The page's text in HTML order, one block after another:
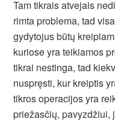
Tam tikrais atvejais
rimta problema, tad
gydytojus būtų
kuriose yra teikiamos
tikrai nestinga, tad
nuspręsti, kur kreiptis
tikros operacijos yra
priežasčių,